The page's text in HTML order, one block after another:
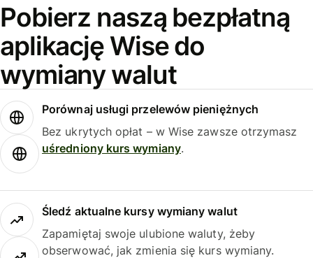
Pobierz naszą bezpłatną
aplikację Wise do
wymiany walut
Porównaj usługi przelewów pieniężnych
Bez ukrytych opłat – w Wise zawsze otrzymasz
uśredniony kurs wymiany.
Śledź aktualne kursy wymiany walut
Zapamiętaj swoje ulubione waluty, żeby
obserwować, jak zmienia się kurs wymiany.